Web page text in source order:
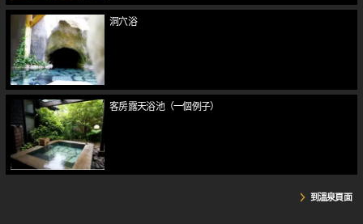
洞穴浴
客房露天浴池（一個例子）
到溫泉頁面